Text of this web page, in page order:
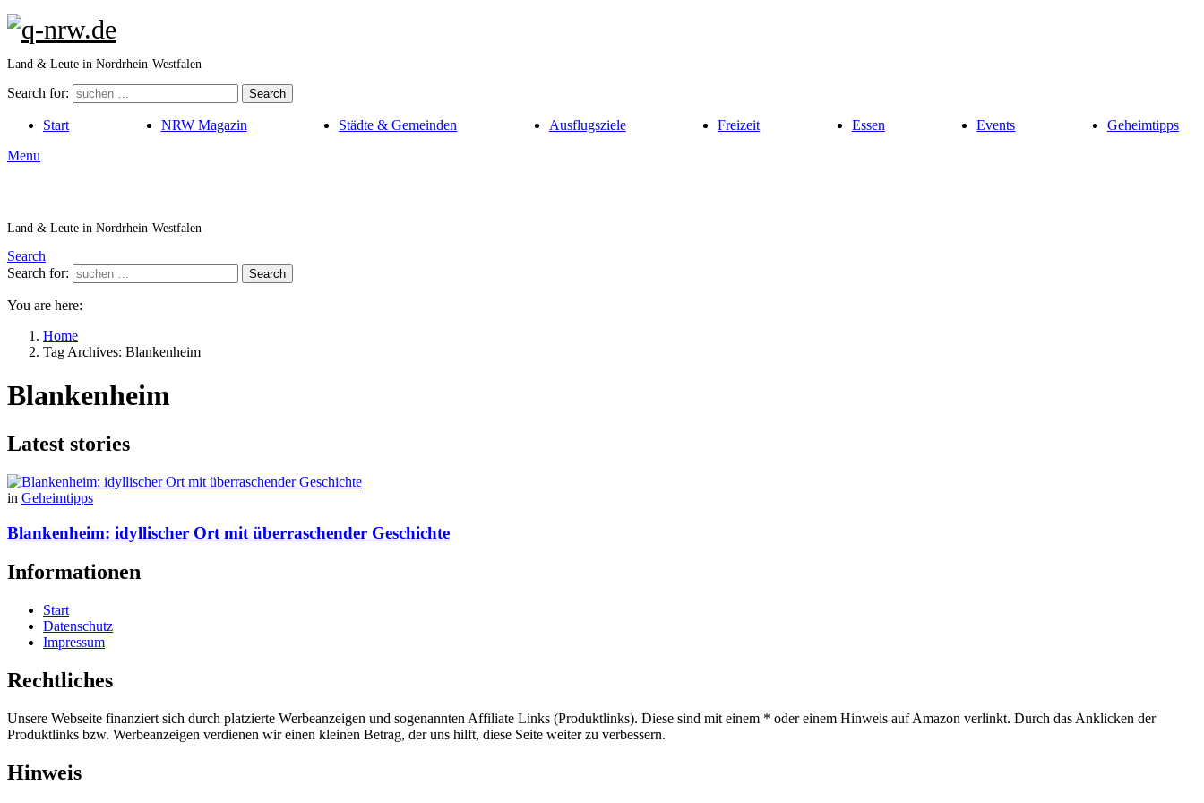
Land & Leute in Nordrhein-Westfalen
Search for: Search
Start NRW Magazin Städte & Gemeinden Ausflugsziele Freizeit Essen Events
Geheimtipps
Menu
Land & Leute in Nordrhein-Westfalen
Search
Search for:
Search
You are here:
Home
Tag Archives: Blankenheim
Blankenheim
Latest stories
in Geheimtipps
Blankenheim: idyllischer Ort mit überraschender Geschichte
Informationen
Start
Datenschutz
Impressum
Rechtliches
Unsere Webseite finanziert sich durch platzierte Werbeanzeigen und sogenannten Affiliate Links (Produktlinks). Diese sind mit einem * oder einem Hinweis auf Amazon verlinkt. Durch das Anklicken der
Produktlinks bzw. Werbeanzeigen verdienen wir einen kleinen Betrag, der uns hilft, diese Seite weiter zu verbessern.
Hinweis